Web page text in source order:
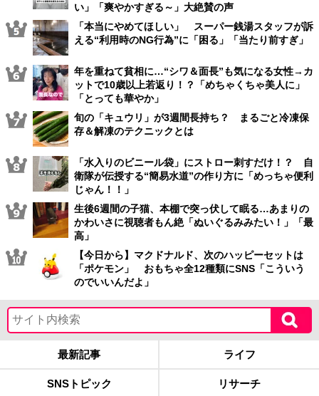
い」「爽やかすぎる～」大絶賛の声
「本当にやめてほしい」 スーパー銭湯スタッフが訴
える“利用時のNG行為”に「困る」「当たり前すぎ」
年を重ねて貧相に…“シワ＆面長”も気になる女性→カ
ットで10歳以上若返り！？「めちゃくちゃ美人に」
「とっても華やか」
旬の「キュウリ」が3週間長持ち？ まるごと冷凍保
存＆解凍のテクニックとは
「水入りのビニール袋」にストロー刺すだけ！？ 自
衛隊が伝授する“簡易水道”の作り方に「めっちゃ便利
じゃん！！」
生後6週間の子猫、本棚で突っ伏して眠る…あまりの
かわいさに視聴者もん絶「ぬいぐるみみたい！」「最
高」
【今日から】マクドナルド、次のハッピーセットは
「ポケモン」 おもちゃ全12種類にSNS「こういう
のでいいんだよ」
最新記事 ライフ
SNSトピック リサーチ